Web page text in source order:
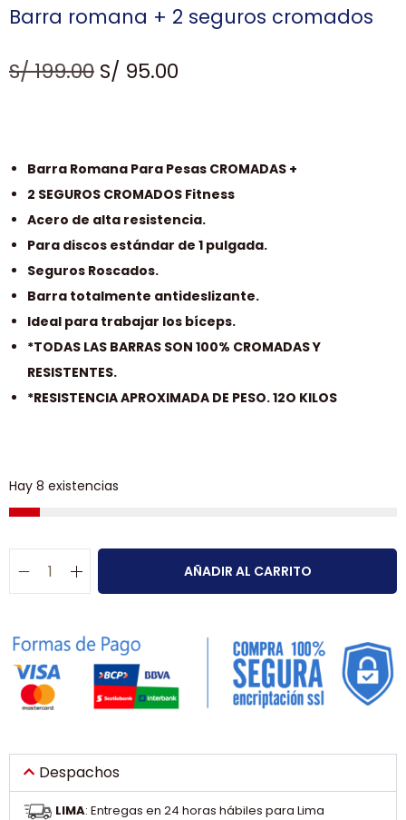
Barra romana + 2 seguros cromados
S/199.00 S/ 95.00
Barra Romana Para Pesas CROMADAS +
2 SEGUROS CROMADOS Fitness
Acero de alta resistencia.
Para discos estándar de 1 pulgada.
Seguros Roscados.
Barra totalmente antideslizante.
Ideal para trabajar los bíceps.
*TODAS LAS BARRAS SON 100% CROMADAS Y
RESISTENTES.
*RESISTENCIA APROXIMADA DE PESO. 12O KILOS
Hay 8 existencias
AÑADIR AL CARRITO
Despachos
LIMA: Entregas en 24 horas hábiles para Lima